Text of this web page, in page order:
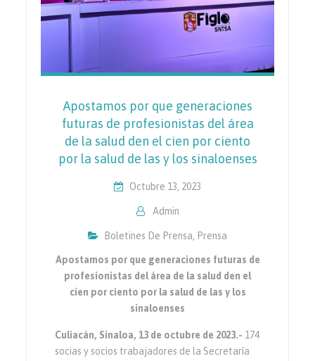
Apostamos por que generaciones
futuras de profesionistas del área
de la salud den el cien por ciento
por la salud de las y los sinaloenses
Octubre 13, 2023
Admin
Boletines De Prensa, Prensa
Apostamos por que generaciones futuras de
profesionistas del área de la salud den el
cien por ciento por la salud de las y los
sinaloenses
Culiacán, Sinaloa, 13 de octubre de 2023.- 174
socias y socios trabajadores de la Secretaría